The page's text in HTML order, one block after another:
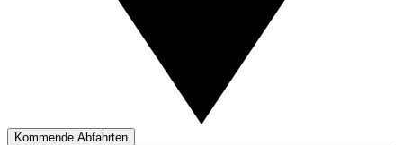
Kommende Abfahrten